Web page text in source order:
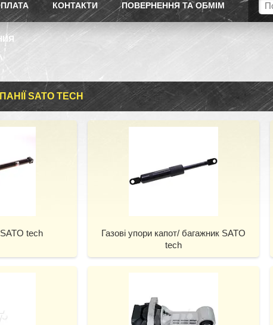
КОНТАКТИ ПОВЕРНЕННЯ ТА ОБМІМ
SATO TECH
tech
Газові упори капот/ багажник SATO
tech